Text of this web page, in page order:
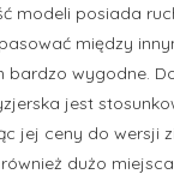
modeli posiada
między
bardzo wygodne.
jest
jej ceny do wersji
dużo